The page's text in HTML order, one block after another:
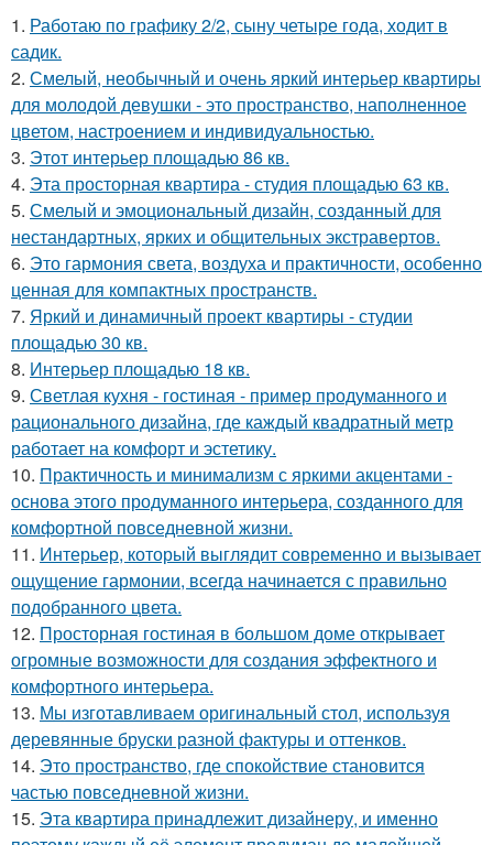
1. Работаю по графику 2/2, сыну четыре года, ходит в
садик.
2. Смелый, необычный и очень яркий интерьер квартиры
для молодой девушки - это пространство, наполненное
цветом, настроением и индивидуальностью.
3. Этот интерьер площадью 86 кв.
4. Эта просторная квартира - студия площадью 63 кв.
5. Смелый и эмоциональный дизайн, созданный для
нестандартных, ярких и общительных экстравертов.
6. Это гармония света, воздуха и практичности, особенно
ценная для компактных пространств.
7. Яркий и динамичный проект квартиры - студии
площадью 30 кв.
8. Интерьер площадью 18 кв.
9. Светлая кухня - гостиная - пример продуманного и
рационального дизайна, где каждый квадратный метр
работает на комфорт и эстетику.
10. Практичность и минимализм с яркими акцентами -
основа этого продуманного интерьера, созданного для
комфортной повседневной жизни.
11. Интерьер, который выглядит современно и вызывает
ощущение гармонии, всегда начинается с правильно
подобранного цвета.
12. Просторная гостиная в большом доме открывает
огромные возможности для создания эффектного и
комфортного интерьера.
13. Мы изготавливаем оригинальный стол, используя
деревянные бруски разной фактуры и оттенков.
14. Это пространство, где спокойствие становится
частью повседневной жизни.
15. Эта квартира принадлежит дизайнеру, и именно